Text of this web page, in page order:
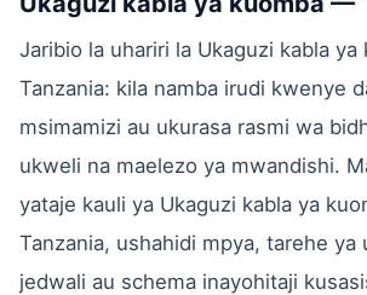
Jaribio la uhariri la Ukaguzi kabla
Tanzania: kila namba irudi kwenye
msimamizi au ukurasa rasmi wa
ukweli na maelezo ya mwandishi.
yataje kauli ya Ukaguzi kabla ya
Tanzania, ushahidi mpya, tarehe ya
jedwali au schema inayohitaji